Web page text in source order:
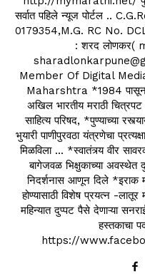
सर्वात पहिले न्यूज पोर्टल ..
0179354,M.G. RC No.
: शरद लोणकर(
Member Of Digital
Maharshtra *1984 पासून
अखिल भारतीय मराठी
साहित्य परिषद, *पुण्याच्या
भुयारी पाणीपुरवठा यंत्रणेचा
मिळविला ... *स्वातंत्र्य वीर
बागेजवळ भिक्षुकाच्या अवस्थेत
निदर्शनास आणून दिले *इराक
होण्यासाठी विशेष प्रयत्न -
महिन्यात दुप्पट पैसे देणाऱ्या
हस्तकाचा
https://